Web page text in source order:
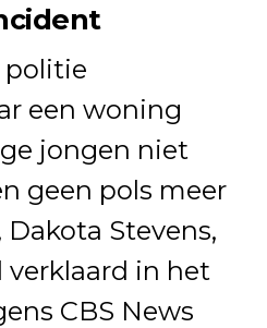
politie
een woning
jongen niet
geen pols meer
Stevens,
in het
CBS News